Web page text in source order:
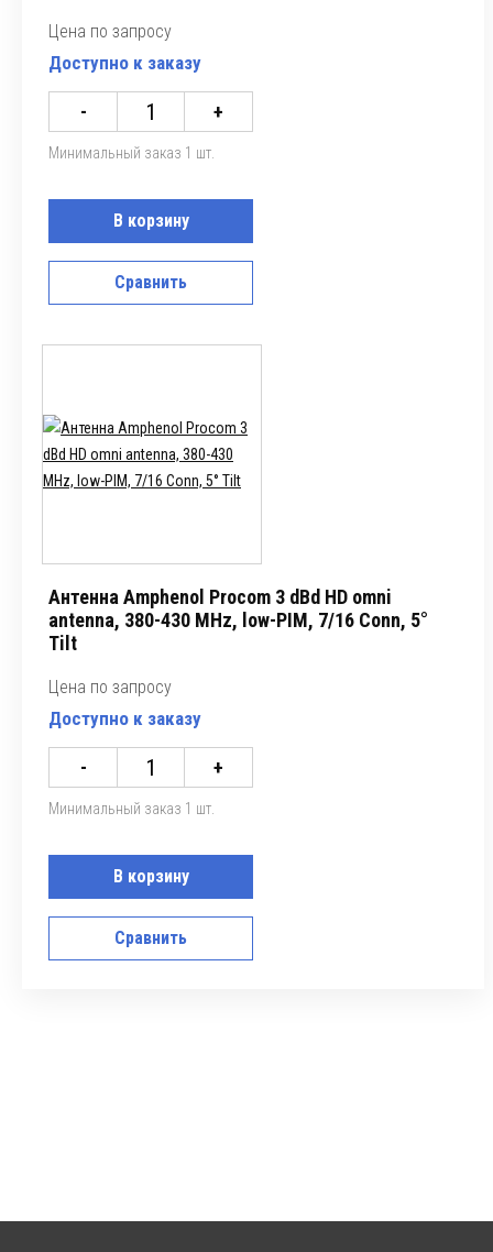
Цена по запросу
Доступно к заказу
- +
Минимальный заказ 1 шт.
В корзину
Сравнить
Антенна Amphenol Procom 3 dBd HD omni
antenna, 380-430 MHz, low-PIM, 7/16 Conn, 5°
Tilt
Цена по запросу
Доступно к заказу
- +
Минимальный заказ 1 шт.
В корзину
Сравнить